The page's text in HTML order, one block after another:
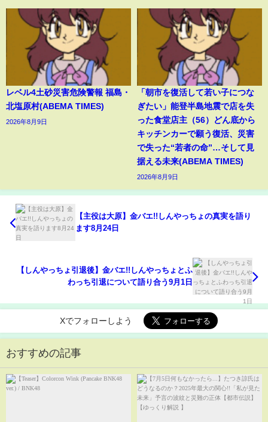
レベル4土砂災害危険警報 福島・
北塩原村(ABEMA TIMES)
2026年8月9日
「朝市を復活して若い子につな
ぎたい」能登半島地震で店を失
った食堂店主（56）どん底から
キッチンカーで願う復活、災害
で失った“若者の命”…そして見
据える未来(ABEMA TIMES)
2026年8月9日
【主役は大原】金バエ!!しんやっちょの真実を語り
ます8月24日
【しんやっちょ引退後】金バエ!!しんやっちょとふ
わっち引退について語り合う9月1日
Xでフォローしよう
おすすめの記事